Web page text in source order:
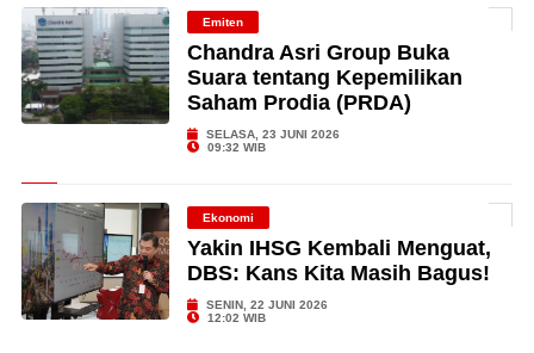
Emiten
Chandra Asri Group Buka
Suara tentang Kepemilikan
Saham Prodia (PRDA)
SELASA, 23 JUNI 2026
09:32 WIB
Ekonomi
Yakin IHSG Kembali Menguat,
DBS: Kans Kita Masih Bagus!
SENIN, 22 JUNI 2026
12:02 WIB